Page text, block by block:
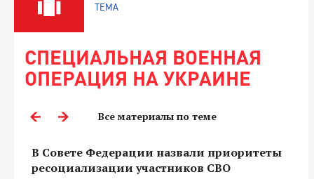
ТЕМА
СПЕЦИАЛЬНАЯ ВОЕННАЯ
ОПЕРАЦИЯ НА УКРАИНЕ
Все материалы по теме
В Совете Федерации назвали приоритеты
ресоциализации участников СВО